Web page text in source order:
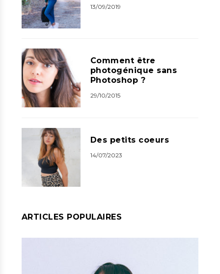
13/09/2019
Comment être
photogénique sans
Photoshop ?
29/10/2015
Des petits coeurs
14/07/2023
ARTICLES POPULAIRES